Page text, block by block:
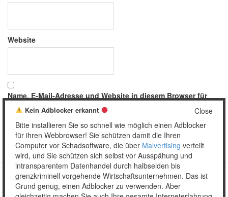
Website
Name, E-Mail-Adresse und Website in diesem Browser für
meinen nächsten Kommentar speichern.
Copyright © 2026 Unser täglich Spam.
Close
Kein Adblocker erkannt
Bitte installieren Sie so schnell wie möglich einen Adblocker
für ihren Webbrowser! Sie schützen damit die Ihren
Computer vor Schadsoftware, die über Malvertising verteilt
wird, und Sie schützen sich selbst vor Ausspähung und
intransparentem Datenhandel durch halbseiden bis
grenzkriminell vorgehende Wirtschaftsunternehmen. Das ist
Grund genug, einen Adblocker zu verwenden. Aber